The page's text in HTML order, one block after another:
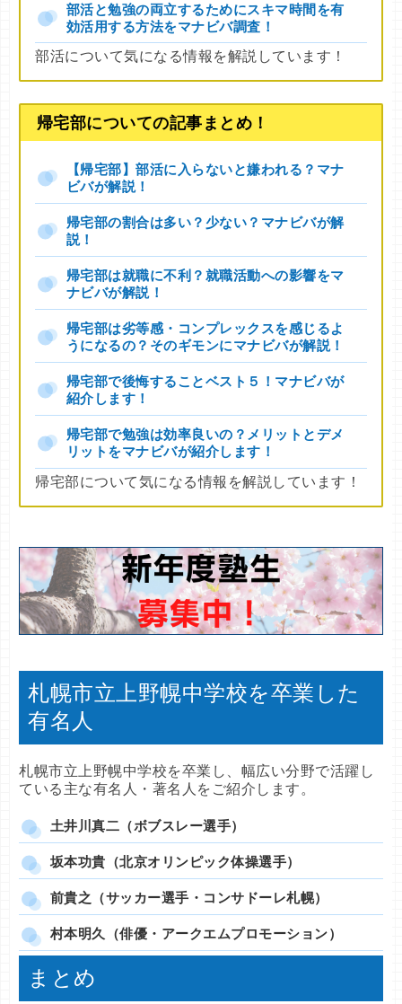
部活と勉強の両立するためにスキマ時間を有
効活用する方法をマナビバ調査！
部活について気になる情報を解説しています！
帰宅部についての記事まとめ！
【帰宅部】部活に入らないと嫌われる？マナ
ビバが解説！
帰宅部の割合は多い？少ない？マナビバが解
説！
帰宅部は就職に不利？就職活動への影響をマ
ナビバが解説！
帰宅部は劣等感・コンプレックスを感じるよ
うになるの？そのギモンにマナビバが解説！
帰宅部で後悔することベスト５！マナビバが
紹介します！
帰宅部で勉強は効率良いの？メリットとデメ
リットをマナビバが紹介します！
帰宅部について気になる情報を解説しています！
札幌市立上野幌中学校を卒業した
有名人
札幌市立上野幌中学校を卒業し、幅広い分野で活躍し
ている主な有名人・著名人をご紹介します。
土井川真二（ボブスレー選手）
坂本功貴（北京オリンピック体操選手）
前貴之（サッカー選手・コンサドーレ札幌）
村本明久（俳優・アークエムプロモーション）
まとめ